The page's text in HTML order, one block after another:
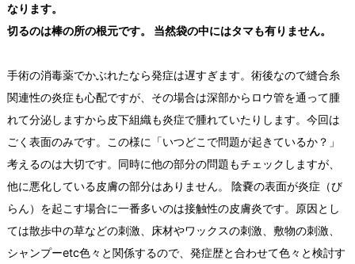
なります。
切るのは棒の所の根元です。 当然袋の中にはタマも有りません。
手術の消毒薬でかぶれたなら発症は遅すぎます。術後なので縫合糸
関連性の炎症も心配ですが、その場合は深部からロウ管を通って腫
れて分泌しますから皮下組織も炎症で腫れていたりします。今回は
ごく表面のみです。この様に「いつどこで問題が起きているか？」
考えるのは大切です。同時に他の部分の問題もチェックしますが、
他に悪化している皮膚の部分はありません。
陰嚢の表面が炎症（び
らん）を起こす場合に一番多いのは接触性の皮膚炎です。原因とし
ては散歩中の草などの刺激、床材やワックスの刺激、敷物の刺激、
シャンプーetc色々と関係するので、発症歴と合わせて色々と検討す